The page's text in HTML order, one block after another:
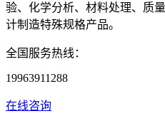
验、化学分析、材料处理、质
计制造特殊规格产品。
全国服务热线：
19963911288
在线咨询